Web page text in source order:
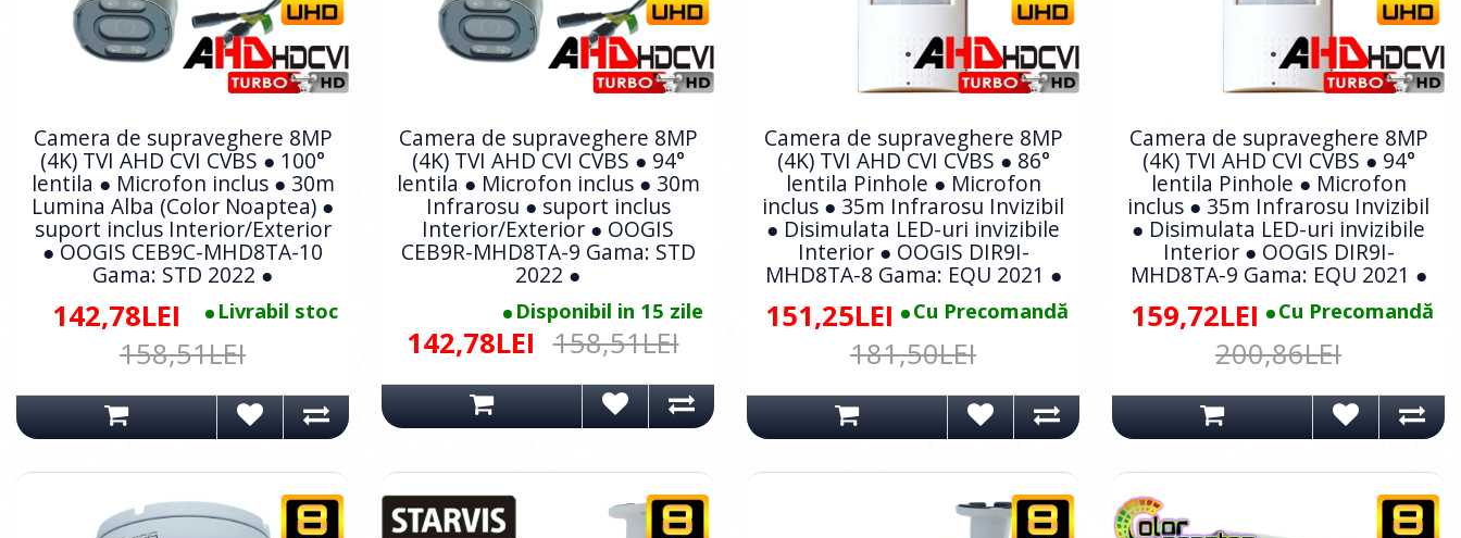
Camera de supraveghere 8MP
(4K) TVI AHD CVI CVBS ● 100°
lentila ● Microfon inclus ● 30m
Lumina Alba (Color Noaptea) ●
suport inclus Interior/Exterior
● OOGIS CEB9C-MHD8TA-10
Gama: STD 2022 ●
Livrabil stoc
142,78LEI
158,51LEI
Camera de supraveghere 8MP
(4K) TVI AHD CVI CVBS ● 94°
lentila ● Microfon inclus ● 30m
Infrarosu ● suport inclus
Interior/Exterior ● OOGIS
CEB9R-MHD8TA-9 Gama: STD
2022 ●
Disponibil in 15 zile
142,78LEI 158,51LEI
Camera de supraveghere 8MP
(4K) TVI AHD CVI CVBS ● 86°
lentila Pinhole ● Microfon
inclus ● 35m Infrarosu Invizibil
● Disimulata LED-uri invizibile
Interior ● OOGIS DIR9I-
MHD8TA-8 Gama: EQU 2021 ●
Cu Precomandă
151,25LEI
181,50LEI
Camera de supraveghere 8MP
(4K) TVI AHD CVI CVBS ● 94°
lentila Pinhole ● Microfon
inclus ● 35m Infrarosu Invizibil
● Disimulata LED-uri invizibile
Interior ● OOGIS DIR9I-
MHD8TA-9 Gama: EQU 2021 ●
Cu Precomandă
159,72LEI
200,86LEI